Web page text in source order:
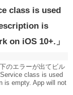
class is used
is
on iOS 10+.」
のエラーが出てビル
class is used
is empty. App will not